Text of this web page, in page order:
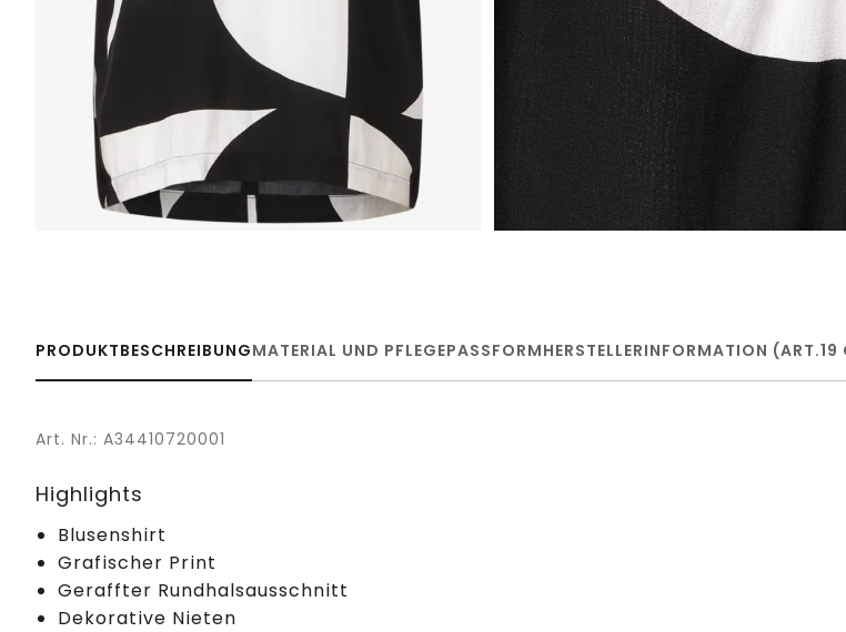
PRODUKTBESCHREIBUNGMATERIAL UND PFLEGEPASSFORMHERSTELLERINFORMATION (ART.19
Art. Nr.: A34410720001
Highlights
Blusenshirt
Grafischer Print
Geraffter Rundhalsausschnitt
Dekorative Nieten